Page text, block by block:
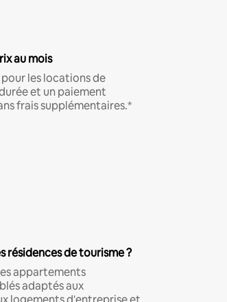
au mois
les locations de
et un paiement
frais supplémentaires.*
résidences de tourisme ?
appartements
adaptés aux